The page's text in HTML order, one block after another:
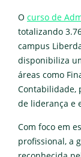
O curso de
totalizando
campus
disponibiliza
áreas como
Contabilidade,
de liderança e
Com foco em
profissional, a